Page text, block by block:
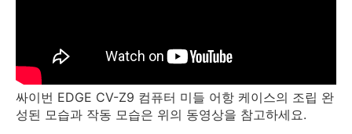
싸이번 EDGE CV-Z9 컴퓨터 미들 어항 케이스의 조립 완
성된 모습과 작동 모습은 위의 동영상을 참고하세요.